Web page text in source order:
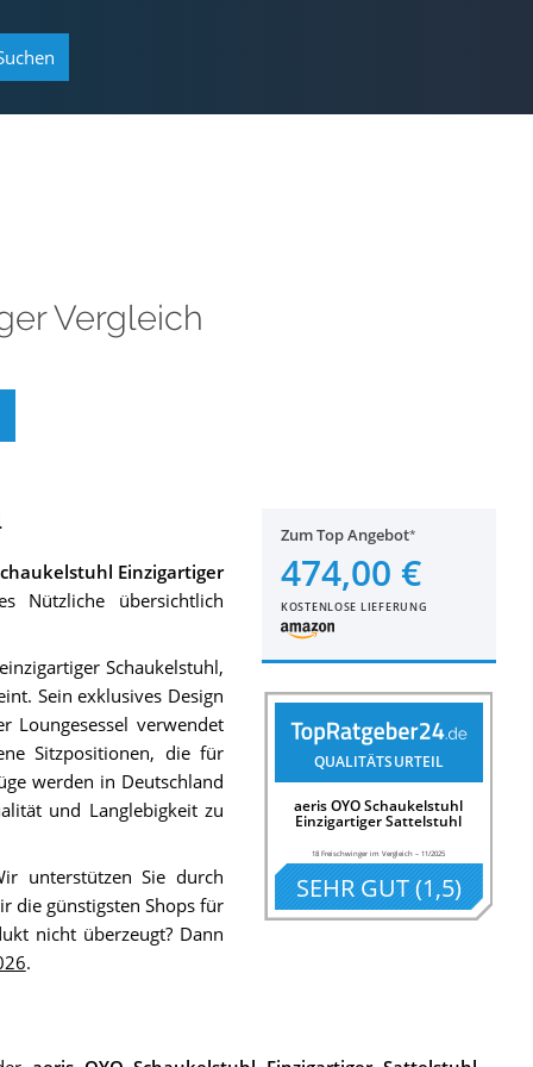
Vergleich
Zum Top Angebot
474,00 €
KOSTENLOSE LIEFERUNG
QUALITÄTSURTEIL
aeris OYO Schaukelstuhl
Einzigartiger Sattelstuhl
18 Freischwinger im Vergleich –11/2025
SEHR GUT(1,5)
Einzigartiger
Nützliche übersichtlich
Schaukelstuhl,
Sein exklusives Design
Loungesessel verwendet
Sitzpositionen, die für
werden in Deutschland
und Langlebigkeit zu
unterstützen Sie durch
die günstigsten Shops für
nicht überzeugt? Dann
.